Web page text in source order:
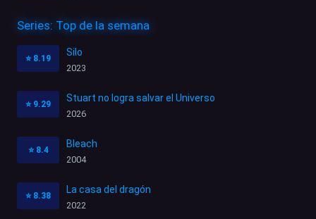
Series: Top de la semana
⭐ 8.19
Silo
2023
⭐ 9.29
Stuart no logra salvar el Universo
2026
⭐ 8.4
Bleach
2004
⭐ 8.38
La casa del dragón
2022